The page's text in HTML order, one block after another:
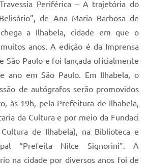
Periférica – A trajetória do
de Ana Maria Barbosa de
chega a Ilhabela, cidade em que o
anos. A edição é da Imprensa
São Paulo e foi lançada oficialmente
ano em São Paulo. Em Ilhabela, o
de autógrafos serão promovidos
às 19h, pela Prefeitura de Ilhabela,
da Cultura e por meio da Fundaci
de Ilhabela), na Biblioteca e
“Prefeita Nilce Signorini”. A
na cidade por diversos anos foi de